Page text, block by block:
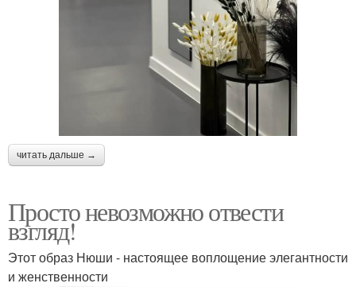
читать дальше →
Просто невозможно отвести
взгляд!
Этот образ Нюши - настоящее воплощение элегантности
и женственности